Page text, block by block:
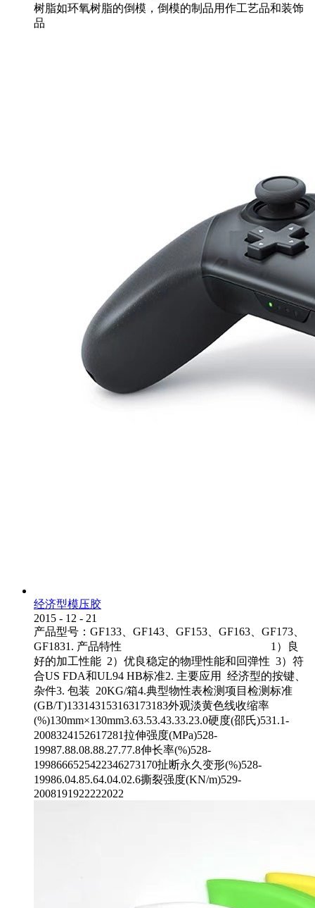
树脂如环氧树脂的倒模，倒模的制品用作工艺品和装饰
品
经济型模压胶
2015 - 12 - 21
产品型号：GF133、GF143、GF153、GF163、GF173、
GF1831. 产品特性 1）良
好的加工性能 2）优良稳定的物理性能和回弹性 3）符
合US FDA和UL94 HB标准2. 主要应用 经济型的按键、
杂件3. 包装 20KG/箱4.典型物性表检测项目检测标准
(GB/T)133143153163173183外观淡黄色线收缩率
(%)130mm×130mm3.63.53.43.33.23.0硬度(邵氏)531.1-
2008324152617281拉伸强度(MPa)528-
19987.88.08.88.27.77.8伸长率(%)528-
1998666525422346273170扯断永久变形(%)528-
19986.04.85.64.04.02.6撕裂强度(KN/m)529-
2008191922222022